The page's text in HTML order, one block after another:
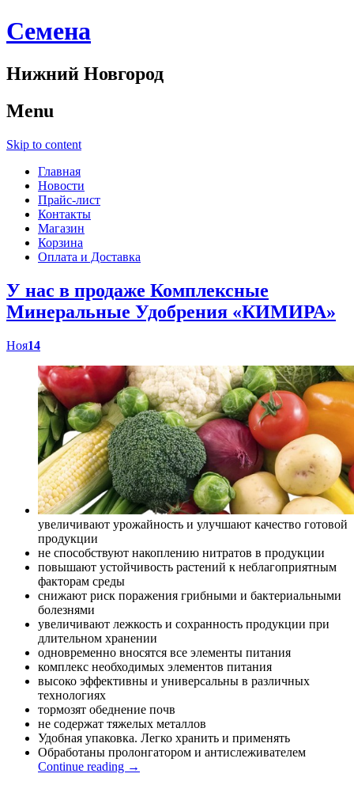
Cемена
Нижний Новгород
Menu
Skip to content
Главная
Новости
Прайс-лист
Контакты
Магазин
Корзина
Оплата и Доставка
У нас в продаже Комплексные
Минеральные Удобрения «КИМИРА»
Ноя14
увеличивают урожайность и улучшают качество готовой
продукции
не способствуют накоплению нитратов в продукции
повышают устойчивость растений к неблагоприятным
факторам среды
снижают риск поражения грибными и бактериальными
болезнями
увеличивают лежкость и сохранность продукции при
длительном хранении
одновременно вносятся все элементы питания
комплекс необходимых элементов питания
высоко эффективны и универсальны в различных
технологиях
тормозят обеднение почв
не содержат тяжелых металлов
Удобная упаковка. Легко хранить и применять
Обработаны пролонгатором и антислеживателем
Continue reading →